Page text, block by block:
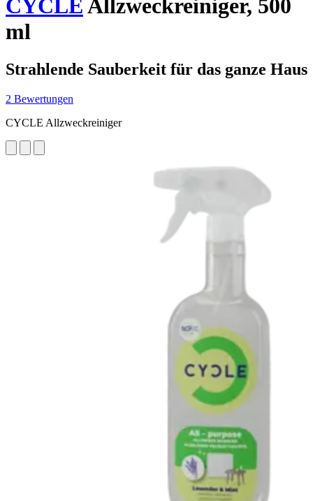
CYCLEAllzweckreiniger, 500
ml
Strahlende Sauberkeit für das ganze Haus
2 Bewertungen
CYCLE Allzweckreiniger